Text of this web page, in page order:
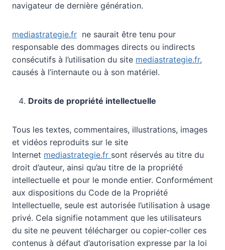
navigateur de dernière génération.
mediastrategie.fr ne saurait être tenu pour
responsable des dommages directs ou indirects
consécutifs à l’utilisation du site mediastrategie.fr,
causés à l’internaute ou à son matériel.
Droits de propriété intellectuelle
Tous les textes, commentaires, illustrations, images
et vidéos reproduits sur le site
Internet mediastrategie.fr sont réservés au titre du
droit d’auteur, ainsi qu’au titre de la propriété
intellectuelle et pour le monde entier. Conformément
aux dispositions du Code de la Propriété
Intellectuelle, seule est autorisée l’utilisation à usage
privé. Cela signifie notamment que les utilisateurs
du site ne peuvent télécharger ou copier-coller ces
contenus à défaut d’autorisation expresse par la loi